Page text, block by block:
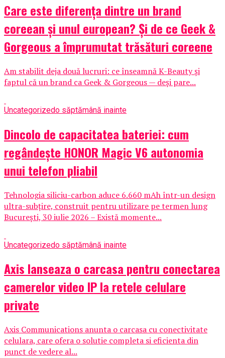
Care este diferența dintre un brand
coreean și unul european? Și de ce Geek &
Gorgeous a împrumutat trăsături coreene
Am stabilit deja două lucruri: ce înseamnă K-Beauty și
faptul că un brand ca Geek & Gorgeous — deși pare...
Uncategorizedo săptămână inainte
Dincolo de capacitatea bateriei: cum
regândește HONOR Magic V6 autonomia
unui telefon pliabil
Tehnologia siliciu-carbon aduce 6.660 mAh într-un design
ultra-subțire, construit pentru utilizare pe termen lung
București, 30 iulie 2026 – Există momente...
Uncategorizedo săptămână inainte
Axis lanseaza o carcasa pentru conectarea
camerelor video IP la retele celulare
private
Axis Communications anunta o carcasa cu conectivitate
celulara, care ofera o solutie completa si eficienta din
punct de vedere al...